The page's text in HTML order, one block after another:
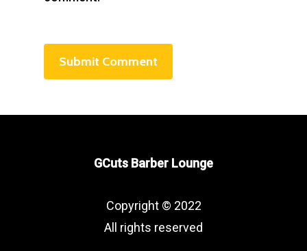
GCuts Barber Lounge
Copyright © 2022
All rights reserved